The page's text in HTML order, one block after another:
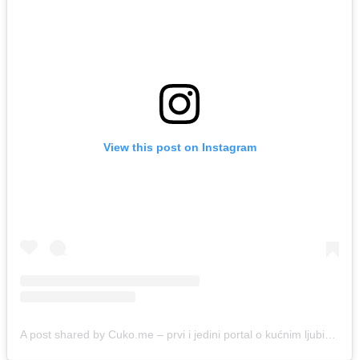
View this post on Instagram
A post shared by Cuko.me – prvi i jedini portal o kućnim ljubimcima u Crnoj Gori (@cuko.me)